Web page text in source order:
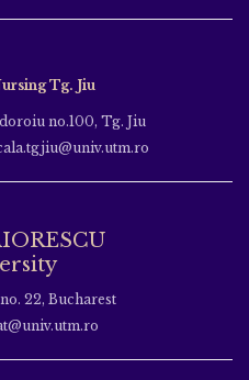
Tg. Jiu
no.100, Tg. Jiu
22, Bucharest